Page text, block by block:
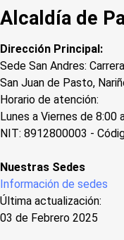
Alcaldía de
Dirección Principal:
Sede San Andres:
San Juan de Pasto,
Horario de atención:
Lunes a Viernes de 8:00
NIT: 8912800003 -
Nuestras Sedes
Información de sedes
Última actualización:
03 de Febrero 2025